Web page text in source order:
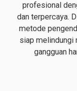
profesional
dan terpercaya.
metode
siap melindungi
gangguan